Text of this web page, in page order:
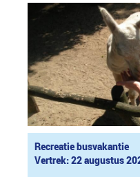
Recreatie busvakantie
Vertrek: 22 augustus